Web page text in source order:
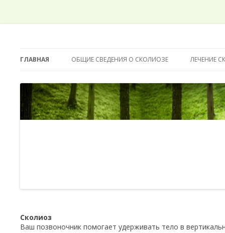
ГЛАВНАЯ ОБЩИЕ СВЕДЕНИЯ О СКОЛИОЗЕ ЛЕЧЕНИЕ
Сколиоз
Ваш позвоночник помогает удерживать тело в